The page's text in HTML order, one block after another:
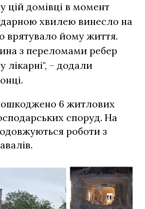
цій домівці в момент
хвилею винесло на
врятувало йому життя.
з переломами ребер
лікарні", – додали
6 житлових
споруд. На
роботи з